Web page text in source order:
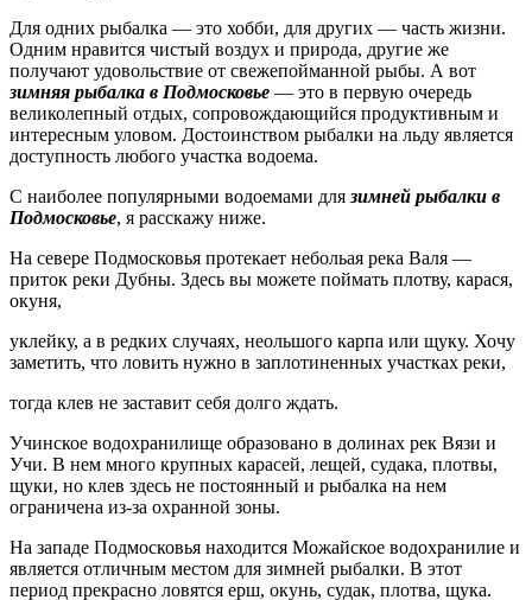
Для одних рыбалка — это хобби, для других — часть жизни.
Одним нравится чистый воздух и природа, другие же
получают удовольствие от свежепойманной рыбы. А вот
зимняя рыбалка в Подмосковье — это в первую очередь
великолепный отдых, сопровождающийся продуктивным и
интересным уловом. Достоинством рыбалки на льду является
доступность любого участка водоема.
С наиболее популярными водоемами длязимней рыбалки в
Подмосковье, я расскажу ниже.
На севере Подмосковья протекает небольая река Валя —
приток реки Дубны. Здесь вы можете поймать плотву, карася,
окуня,
уклейку, а в редких случаях, неольшого карпа или щуку. Хочу
заметить, что ловить нужно в заплотиненных участках реки,
тогда клев не заставит себя долго ждать.
Учинское водохранилище образовано в долинах рек Вязи и
Учи. В нем много крупных карасей, лещей, судака, плотвы,
щуки, но клев здесь не постоянный и рыбалка на нем
ограничена из-за охранной зоны.
На западе Подмосковья находится Можайское водохранилие и
является отличным местом для зимней рыбалки. В этот
период прекрасно ловятся ерш, окунь, судак, плотва, щука.